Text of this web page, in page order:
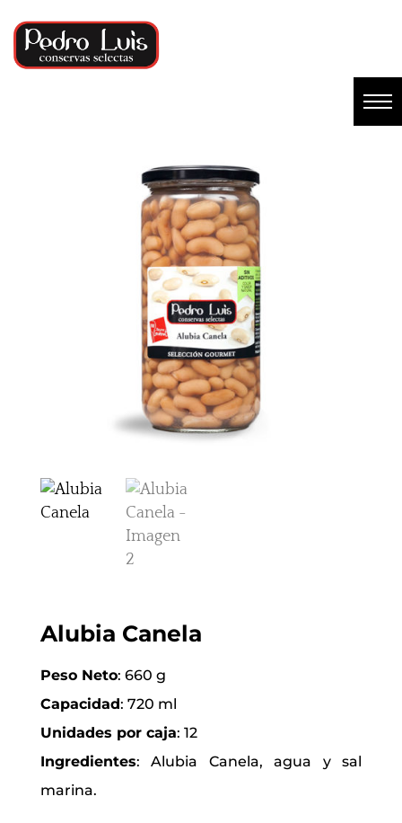
Alubia Canela
Peso Neto: 660 g
Capacidad: 720 ml
Unidades por caja: 12
Ingredientes: Alubia Canela, agua y sal
marina.